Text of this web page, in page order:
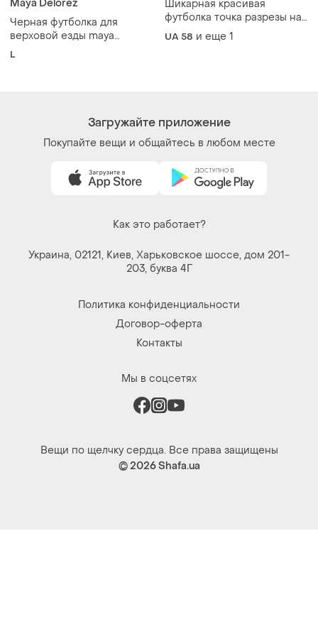
Загружайте приложение
Как это работает?
Украина, 02121, Киев, Харьковское шоссе, дом 201-
203, буква 4Г
Политика конфиденциальности
Контакты
© 2026Shafa.ua